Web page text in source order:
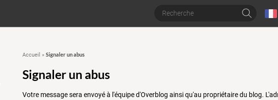
Accueil » Signaler un abus
Signaler un abus
Votre message sera envoyé à l'équipe d'Overblog ainsi qu'au propriétaire du blog.